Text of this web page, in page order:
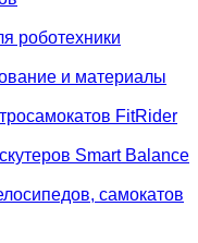
роботехники
и материалы
FitRider
Smart Balance
самокатов